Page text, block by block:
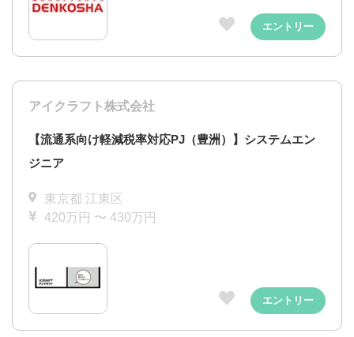
エントリー
アイクラフト株式会社
【流通系向け軽減税率対応PJ（豊洲）】システムエン
ジニア
東京都 江東区
420万円 〜 430万円
エントリー